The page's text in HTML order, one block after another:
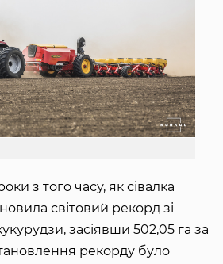
з того часу, як сівалка
світовий рекорд зі
засіявши 502,05 га за
рекорду було